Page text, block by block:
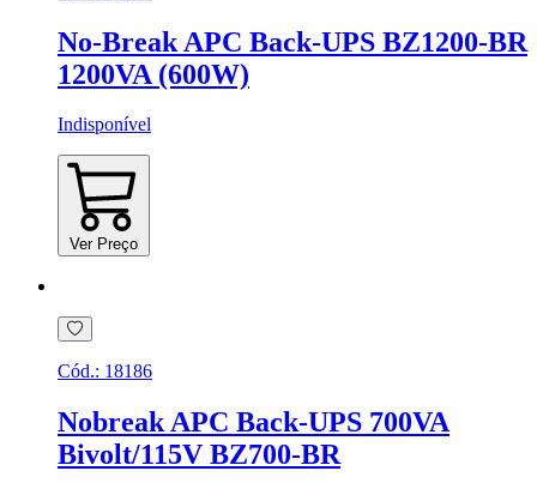
No-Break APC Back-UPS BZ1200-BR
1200VA (600W)
Indisponível
Ver Preço
Cód.: 18186
Nobreak APC Back-UPS 700VA
Bivolt/115V BZ700-BR